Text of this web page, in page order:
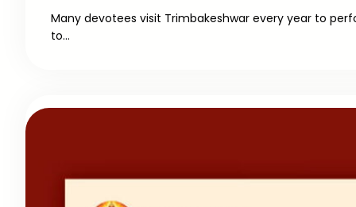
Many devotees visit Trimbakeshwar every year to
to…